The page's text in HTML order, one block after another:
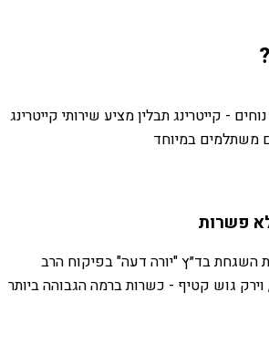
- קייטרינג תבלין מציע שירותי קייטרינג
משתלמים במיוחד
פשרות
השגחת בד״ץ "יורה דעה" בפיקוח הרב
גוש קטיף - כשרות ברמה הגבוהה ביותר